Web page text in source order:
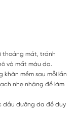
thoáng mát, tránh
và mất màu da.
khăn mềm sau mỗi lần
nhẹ nhàng để làm
dầu dưỡng da để duy